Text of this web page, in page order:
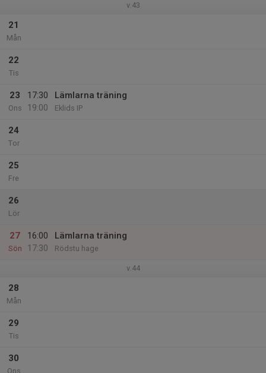
v.43
21
Mån
22
Tis
23
Ons
17:30
19:00
Lämlarna träning
Eklids IP
24
Tor
25
Fre
26
Lör
27
Sön
16:00
17:30
Lämlarna träning
Rödstu hage
v.44
28
Mån
29
Tis
30
Ons